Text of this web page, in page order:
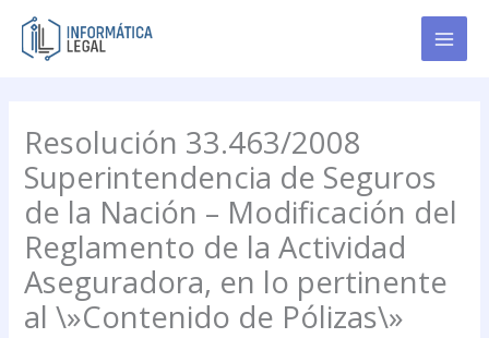
contenido
Resolución 33.463/2008
Superintendencia de Seguros
de la Nación – Modificación del
Reglamento de la Actividad
Aseguradora, en lo pertinente
al \»Contenido de Pólizas\»